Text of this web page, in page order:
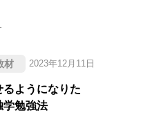
材 2023年12月11日
ようになりた
学勉強法